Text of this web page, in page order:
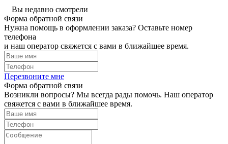
Вы недавно смотрели
Форма обратной связи
Нужна помощь в оформлении заказа? Оставьте номер
телефона
и наш оператор свяжется с вами в ближайшее время.
Перезвоните мне
Форма обратной связи
Возникли вопросы? Мы всегда рады помочь. Наш оператор
свяжется с вами в ближайшее время.